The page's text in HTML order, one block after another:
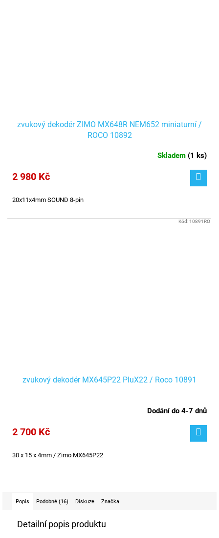
zvukový dekodér ZIMO MX648R NEM652 miniaturní /
ROCO 10892
Skladem (1 ks)
2 980 Kč
20x11x4mm SOUND 8-pin
zvukový dekodér MX645P22 PluX22 / Roco 10891
Dodání do 4-7 dnů
2 700 Kč
30 x 15 x 4mm / Zimo MX645P22
Kód: 10891RO
Popis Podobné (16) Diskuze Značka
Detailní popis produktu